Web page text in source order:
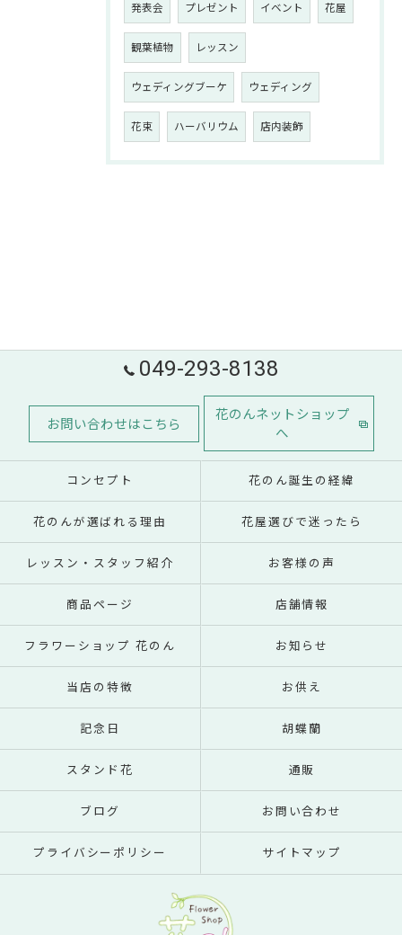
発表会 プレゼント イベント 花屋
観葉植物 レッスン
ウェディングブーケ ウェディング
花束 ハーバリウム 店内装飾
049-293-8138
お問い合わせはこちら
花のんネットショップ
へ
コンセプト 花のん誕生の経緯
花のんが選ばれる理由 花屋選びで迷ったら
レッスン・スタッフ紹介 お客様の声
商品ページ 店舗情報
フラワーショップ 花のん お知らせ
当店の特徴 お供え
記念日 胡蝶蘭
スタンド花 通販
ブログ お問い合わせ
プライバシーポリシー サイトマップ